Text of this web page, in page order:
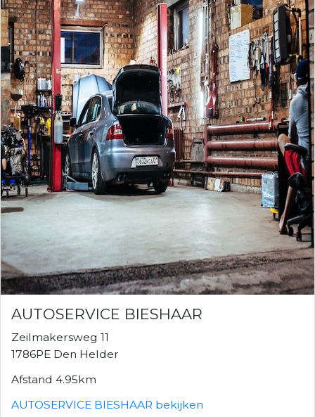
AUTOSERVICE BIESHAAR
Zeilmakersweg 11
1786PE Den Helder
Afstand 4.95km
AUTOSERVICE BIESHAAR bekijken